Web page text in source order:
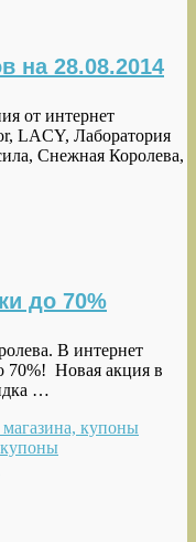
на 28.08.2014
от интернет
LACY, Лаборатория
Снежная Королева,
до 70%
В интернет
70%! Новая акция в
…